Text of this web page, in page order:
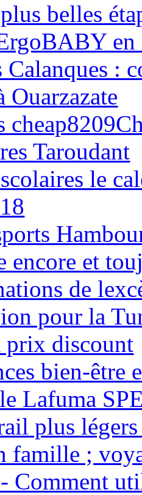
belles
en
Calanques :
Ouarzazate
Taroudant
le
encore et
de
pour la
prix discount
bien-être
Lafuma
plus
famille ;
Comment